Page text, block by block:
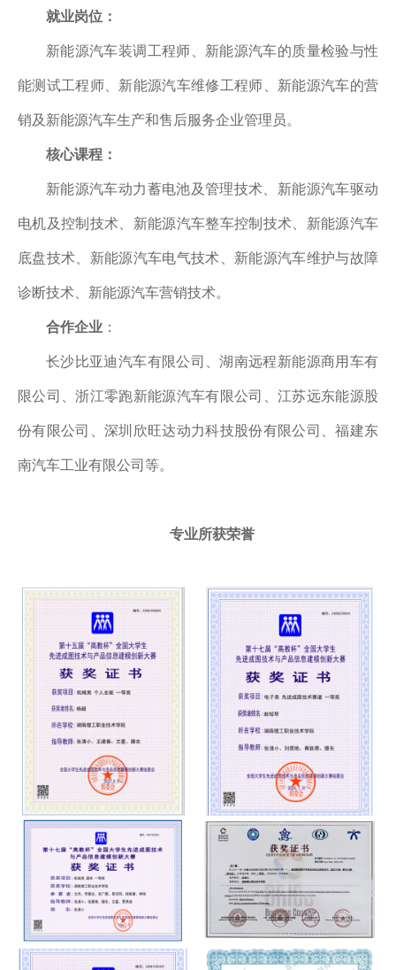
就业岗位：
新能源汽车装调工程师、新能源汽车的质量检验与性
能测试工程师、新能源汽车维修工程师、新能源汽车的营
销及新能源汽车生产和售后服务企业管理员。
核心课程：
新能源汽车动力蓄电池及管理技术、新能源汽车驱动
电机及控制技术、新能源汽车整车控制技术、新能源汽车
底盘技术、新能源汽车电气技术、新能源汽车维护与故障
诊断技术、新能源汽车营销技术。
合作企业 ：
长沙比亚迪汽车有限公司、湖南远程新能源商用车有
限公司、浙江零跑新能源汽车有限公司、江苏远东能源股
份有限公司、深圳欣旺达动力科技股份有限公司、福建东
南汽车工业有限公司等。
专业所获荣誉